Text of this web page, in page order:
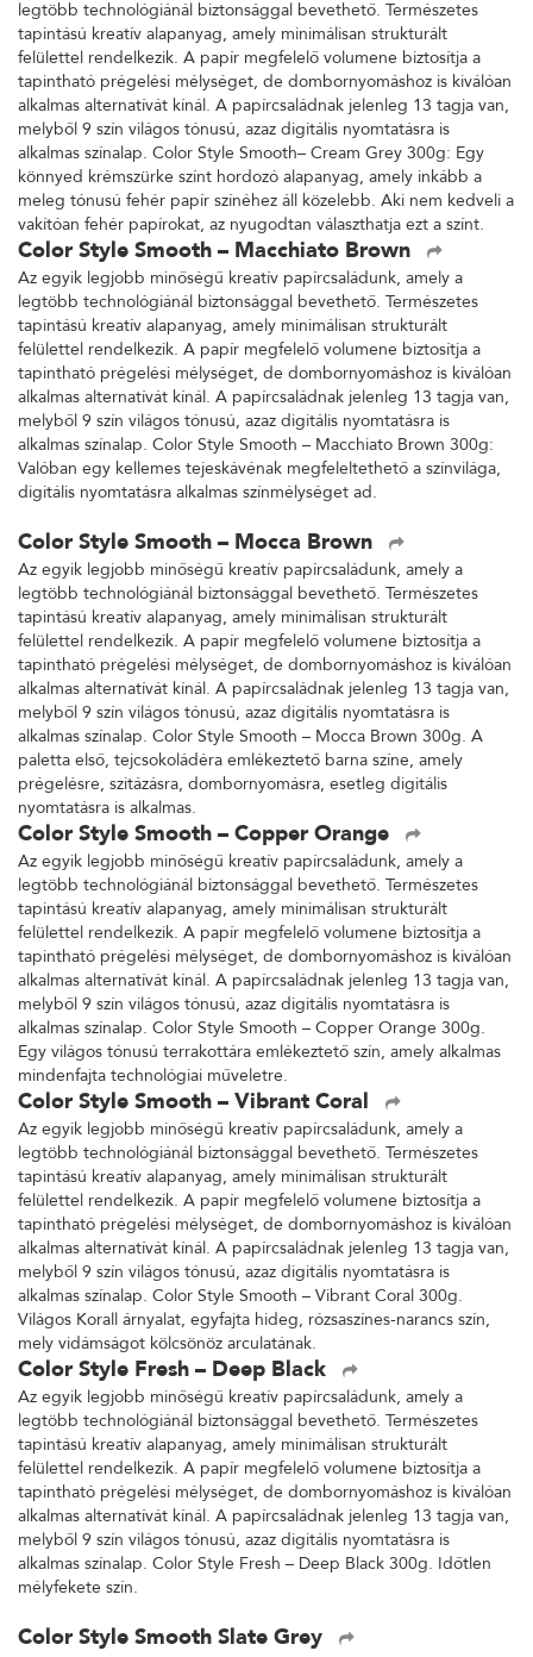
legtöbb technológiánál biztonsággal bevethető. Természetes
tapintású kreatív alapanyag, amely minimálisan strukturált
felülettel rendelkezik. A papír megfelelő volumene biztosítja a
tapintható prégelési mélységet, de dombornyomáshoz is kiválóan
alkalmas alternatívát kínál. A papírcsaládnak jelenleg 13 tagja van,
melyből 9 szín világos tónusú, azaz digitális nyomtatásra is
alkalmas színalap. Color Style Smooth– Cream Grey 300g: Egy
könnyed krémszürke színt hordozó alapanyag, amely inkább a
meleg tónusú fehér papír színéhez áll közelebb. Aki nem kedveli a
vakítóan fehér papírokat, az nyugodtan választhatja ezt a színt.
Color Style Smooth – Macchiato Brown
Az egyik legjobb minőségű kreatív papírcsaládunk, amely a
legtöbb technológiánál biztonsággal bevethető. Természetes
tapintású kreatív alapanyag, amely minimálisan strukturált
felülettel rendelkezik. A papír megfelelő volumene biztosítja a
tapintható prégelési mélységet, de dombornyomáshoz is kiválóan
alkalmas alternatívát kínál. A papírcsaládnak jelenleg 13 tagja van,
melyből 9 szín világos tónusú, azaz digitális nyomtatásra is
alkalmas színalap. Color Style Smooth – Macchiato Brown 300g:
Valóban egy kellemes tejeskávénak megfeleltethető a színvilága,
digitális nyomtatásra alkalmas színmélységet ad.
Color Style Smooth – Mocca Brown
Az egyik legjobb minőségű kreatív papírcsaládunk, amely a
legtöbb technológiánál biztonsággal bevethető. Természetes
tapintású kreatív alapanyag, amely minimálisan strukturált
felülettel rendelkezik. A papír megfelelő volumene biztosítja a
tapintható prégelési mélységet, de dombornyomáshoz is kiválóan
alkalmas alternatívát kínál. A papírcsaládnak jelenleg 13 tagja van,
melyből 9 szín világos tónusú, azaz digitális nyomtatásra is
alkalmas színalap. Color Style Smooth – Mocca Brown 300g. A
paletta első, tejcsokoládéra emlékeztető barna színe, amely
prégelésre, szitázásra, dombornyomásra, esetleg digitális
nyomtatásra is alkalmas.
Color Style Smooth – Copper Orange
Az egyik legjobb minőségű kreatív papírcsaládunk, amely a
legtöbb technológiánál biztonsággal bevethető. Természetes
tapintású kreatív alapanyag, amely minimálisan strukturált
felülettel rendelkezik. A papír megfelelő volumene biztosítja a
tapintható prégelési mélységet, de dombornyomáshoz is kiválóan
alkalmas alternatívát kínál. A papírcsaládnak jelenleg 13 tagja van,
melyből 9 szín világos tónusú, azaz digitális nyomtatásra is
alkalmas színalap. Color Style Smooth – Copper Orange 300g.
Egy világos tónusú terrakottára emlékeztető szín, amely alkalmas
mindenfajta technológiai műveletre.
Color Style Smooth – Vibrant Coral
Az egyik legjobb minőségű kreatív papírcsaládunk, amely a
legtöbb technológiánál biztonsággal bevethető. Természetes
tapintású kreatív alapanyag, amely minimálisan strukturált
felülettel rendelkezik. A papír megfelelő volumene biztosítja a
tapintható prégelési mélységet, de dombornyomáshoz is kiválóan
alkalmas alternatívát kínál. A papírcsaládnak jelenleg 13 tagja van,
melyből 9 szín világos tónusú, azaz digitális nyomtatásra is
alkalmas színalap. Color Style Smooth – Vibrant Coral 300g.
Világos Korall árnyalat, egyfajta hideg, rózsaszínes-narancs szín,
mely vidámságot kölcsönöz arculatának.
Color Style Fresh – Deep Black
Az egyik legjobb minőségű kreatív papírcsaládunk, amely a
legtöbb technológiánál biztonsággal bevethető. Természetes
tapintású kreatív alapanyag, amely minimálisan strukturált
felülettel rendelkezik. A papír megfelelő volumene biztosítja a
tapintható prégelési mélységet, de dombornyomáshoz is kiválóan
alkalmas alternatívát kínál. A papírcsaládnak jelenleg 13 tagja van,
melyből 9 szín világos tónusú, azaz digitális nyomtatásra is
alkalmas színalap. Color Style Fresh – Deep Black 300g. Időtlen
mélyfekete szín.
Color Style Smooth Slate Grey